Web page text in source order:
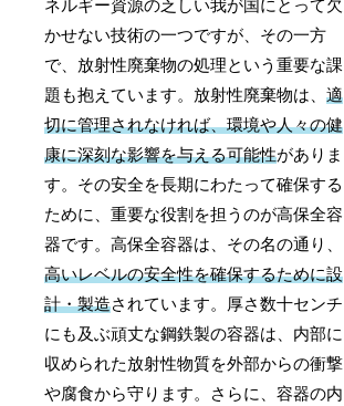
ネルギー資源の乏しい我が国にとって欠
かせない技術の一つですが、その一方
で、放射性廃棄物の処理という重要な課
題も抱えています。放射性廃棄物は、適
切に管理されなければ、環境や人々の健
康に深刻な影響を与える可能性がありま
す。その安全を長期にわたって確保する
ために、重要な役割を担うのが高保全容
器です。高保全容器は、その名の通り、
高いレベルの安全性を確保するために設
計・製造されています。厚さ数十センチ
にも及ぶ頑丈な鋼鉄製の容器は、内部に
収められた放射性物質を外部からの衝撃
や腐食から守ります。さらに、容器の内